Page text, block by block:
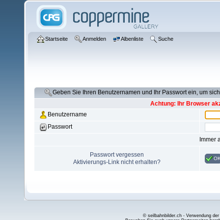
Startseite Anmelden Albenliste Suche
Geben Sie Ihren Benutzernamen und Ihr Passwort ein, um
Achtung: Ihr Browser
Benutzername
Passwort
Immer
Passwort vergessen
Aktivierungs-Link nicht erhalten?
© seilbahnbilder.ch - Verwendung